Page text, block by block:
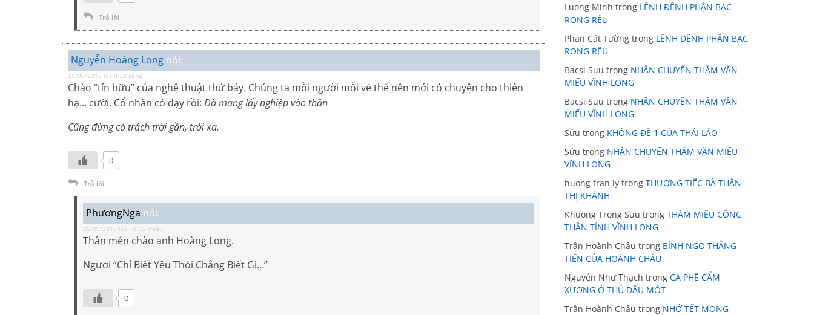
Trả lời
Nguyễn Hoàng Long nói:
25/09/2016 lúc 8:32 sáng
Chào “tín hữu” của nghệ thuật thứ bảy. Chúng ta mỗi người mỗi vẻ thế nên mới có chuyện cho thiên
hạ… cười. Cổ nhân có dạy rồi: Đã mang lấy nghiệp vào thân
Cũng đừng có trách trời gần, trời xa.
0
Trả lời
PhươngNga nói:
25/09/2016 lúc 10:55 chiều
Thân mến chào anh Hoàng Long.
Người “Chỉ Biết Yêu Thôi Chẳng Biết Gì…”
0
Luong Minh trong LÊNH ĐÊNH PHẬN BẠC
RONG RÊU
Phan Cát Tường trong LÊNH ĐÊNH PHẬN BẠC
RONG RÊU
Bacsi Suu trong NHÂN CHUYẾN THĂM VĂN
MIẾU VĨNH LONG
Bacsi Suu trong NHÂN CHUYẾN THĂM VĂN
MIẾU VĨNH LONG
Sửu trong KHÔNG ĐỀ 1 CỦA THÁI LÃO
Sửu trong NHÂN CHUYẾN THĂM VĂN MIẾU
VĨNH LONG
huong tran ly trong THƯƠNG TIẾC BÀ THÂN
THỊ KHÁNH
Khuong Trong Suu trong THĂM MIẾU CÔNG
THẦN TỈNH VĨNH LONG
Trần Hoành Châu trong BÍNH NGỌ THẲNG
TIẾN CỦA HOÀNH CHÂU
Nguyễn Như Thạch trong CÀ PHÊ CẨM
XƯƠNG Ở THỦ DẦU MỘT
Trần Hoành Châu trong NHỚ TẾT MONG